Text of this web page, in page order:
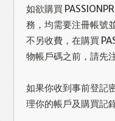
如欲購買
務，均需要注冊帳號
不另收費，在購買
物帳戶碼之前，請先
如果你收到事前登記
理你的帳戶及購買記錄